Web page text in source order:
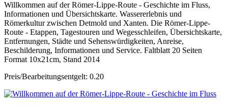
Willkommen auf der Römer-Lippe-Route - Geschichte im Fluss,
Informationen und Übersichtskarte. Wassererlebnis und
Römerkultur zwischen Detmold und Xanten. Die Römer-Lippe-
Route - Etappen, Tagestouren und Wegesschleifen, Übersichtskarte,
Entfernungen, Städte und Sehenswürdigkeiten, Anreise,
Beschilderung, Informationen und Service. Faltblatt 20 Seiten
Format 10x21cm, Stand 2014
Preis/Bearbeitungsentgelt: 0.20